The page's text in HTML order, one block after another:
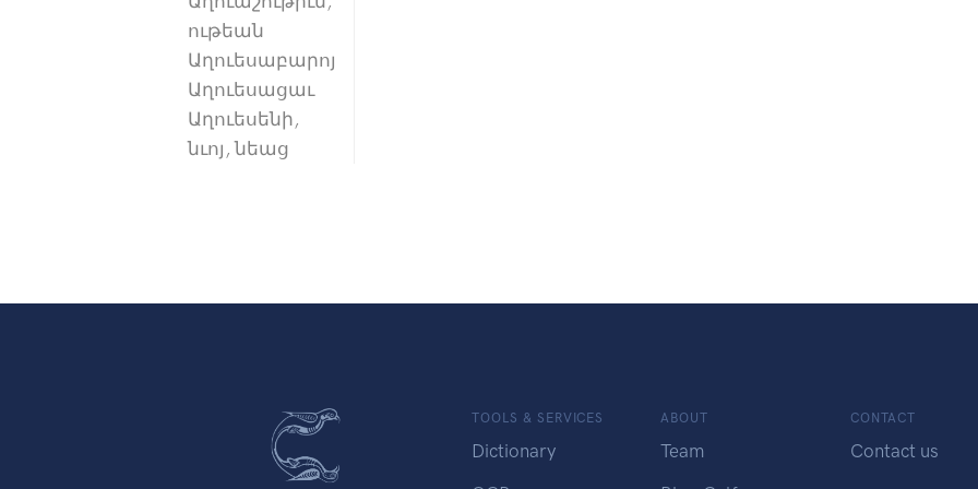
ութեան
Աղուեսաբարոյ
Աղուեսացաւ
Աղուեսենի,
նւոյ, նեաց
TOOLS & SERVICES
Dictionary
ABOUT
Team
CONTACT
Contact us